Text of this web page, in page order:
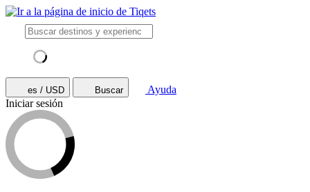
es / USD Buscar
Ayuda
Iniciar sesión